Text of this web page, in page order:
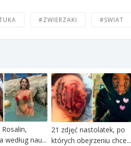
#ZWIERZAKI #SWIAT
według nau...
21 zdjęć nastolatek, po
których obejrzeniu chce...